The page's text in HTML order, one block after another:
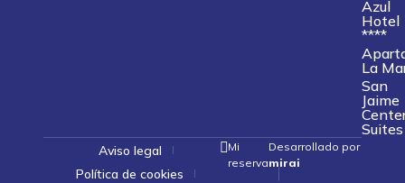
Azul
Hotel
****
La
San
Jaime
Suites
Aviso legal
Política de cookies
Mi
reserva
Desarrollado por
mirai